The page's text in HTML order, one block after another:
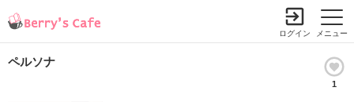
メニュー
ログイン
ペルソナ
1